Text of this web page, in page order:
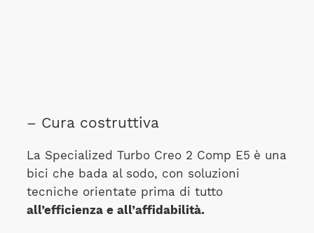
– Cura costruttiva
La Specialized Turbo Creo 2 Comp E5 è una
bici che bada al sodo, con soluzioni
tecniche orientate prima di tutto
all’efficienza e all’affidabilità.